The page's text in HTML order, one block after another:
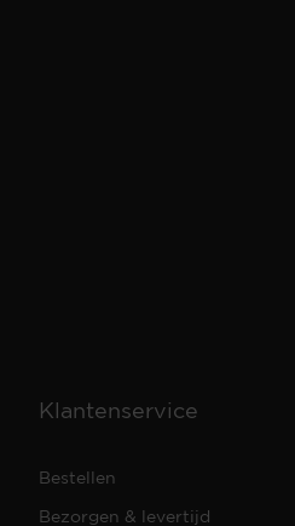
Klantenservice
Bestellen
Bezorgen & levertijd